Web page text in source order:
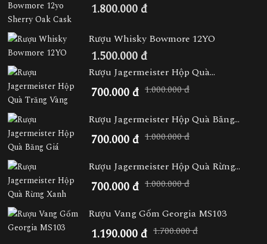
1.800.000 đ
Rượu Whisky Bowmore 12YO
1.500.000 đ
Rượu Jagermeister Hộp Quà...
700.000 đ 1.000.000 đ
Rượu Jagermeister Hộp Quà Băng...
700.000 đ 1.000.000 đ
Rượu Jagermeister Hộp Quà Rừng...
700.000 đ 1.000.000 đ
Rượu Vang Gốm Georgia MS103
1.190.000 đ 1.700.000 đ